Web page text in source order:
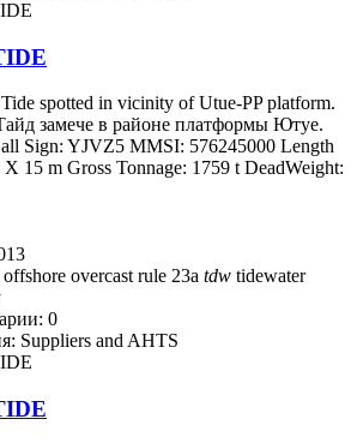
spotted in vicinity of Utue-PP platform.
замече в районе платформы Ютуе.
Sign: YJVZ5 MMSI: 576245000 Length
15 m Gross Tonnage: 1759 t DeadWeight:
offshore overcast rule 23a tdw tidewater
0
Suppliers and AHTS